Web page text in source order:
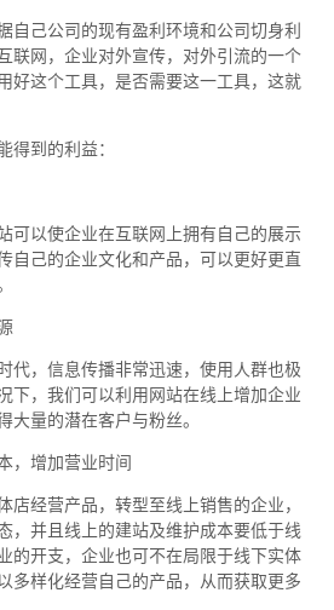
自己公司的现有盈利环境和公司切身利
联网，企业对外宣传，对外引流的一个
好这个工具，是否需要这一工具，这就
得到的利益：
可以使企业在互联网上拥有自己的展示
自己的企业文化和产品，可以更好更直
代，信息传播非常迅速，使用人群也极
下，我们可以利用网站在线上增加企业
量的潜在客户与粉丝。
，增加营业时间
店经营产品，转型至线上销售的企业，
，并且线上的建站及维护成本要低于线
的开支，企业也可不在局限于线下实体
多样化经营自己的产品，从而获取更多